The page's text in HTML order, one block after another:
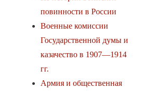
повинности в России
Военные комиссии
Государственной думы и
казачество в 1907—1914
гг.
Армия и общественная